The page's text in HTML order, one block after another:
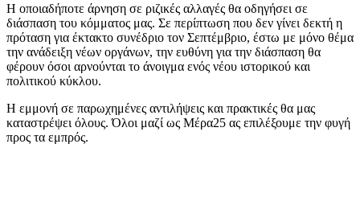
Η οποιαδήποτε άρνηση σε ριζικές αλλαγές θα οδηγήσει σε
διάσπαση του κόμματος μας. Σε περίπτωση που δεν γίνει δεκτή η
πρόταση για έκτακτο συνέδριο τον Σεπτέμβριο, έστω με μόνο θέμα
την ανάδειξη νέων οργάνων, την ευθύνη για την διάσπαση θα
φέρουν όσοι αρνούνται το άνοιγμα ενός νέου ιστορικού και
πολιτικού κύκλου.
Η εμμονή σε παρωχημένες αντιλήψεις και πρακτικές θα μας
καταστρέψει όλους. Όλοι μαζί ως Μέρα25 ας επιλέξουμε την φυγή
προς τα εμπρός.